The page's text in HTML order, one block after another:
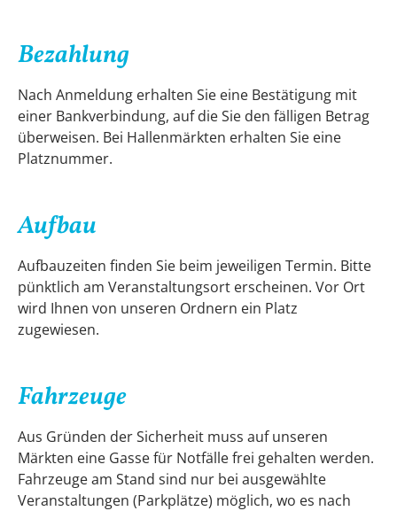
Bezahlung
Nach Anmeldung erhalten Sie eine Bestätigung mit
einer Bankverbindung, auf die Sie den fälligen Betrag
überweisen. Bei Hallenmärkten erhalten Sie eine
Platznummer.
Aufbau
Aufbauzeiten finden Sie beim jeweiligen Termin. Bitte
pünktlich am Veranstaltungsort erscheinen. Vor Ort
wird Ihnen von unseren Ordnern ein Platz
zugewiesen.
Fahrzeuge
Aus Gründen der Sicherheit muss auf unseren
Märkten eine Gasse für Notfälle frei gehalten werden.
Fahrzeuge am Stand sind nur bei ausgewählte
Veranstaltungen (Parkplätze) möglich, wo es nach